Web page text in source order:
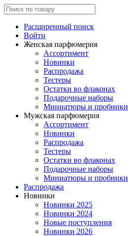
Расширенный поиск
Войти
Женская парфюмерия
Ассортимент
Новинки
Распродажа
Тестеры
Остатки во флаконах
Подарочные наборы
Миниатюры и пробники
Мужская парфюмерия
Ассортимент
Новинки
Распродажа
Тестеры
Остатки во флаконах
Подарочные наборы
Миниатюры и пробники
Распродажа
Новинки
Новинки 2025
Новинки 2024
Новые поступления
Новинки 2026